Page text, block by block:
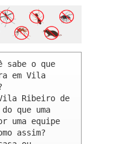
sabe o que
em Vila
Ribeiro de
que uma
uma equipe
assim?